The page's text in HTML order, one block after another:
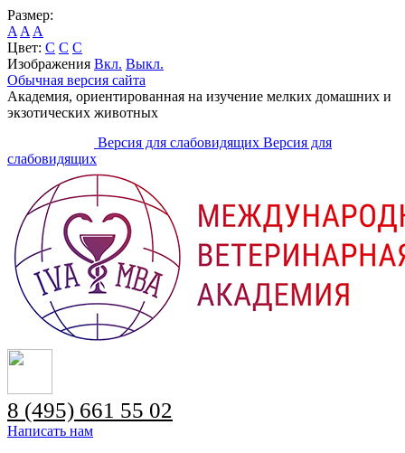
Размер:
A A A
Цвет: C C C
Изображения Вкл. Выкл.
Обычная версия сайта
Академия, ориентированная на изучение мелких домашних и
экзотических животных
Версия для слабовидящих Версия для
слабовидящих
8 (495) 661 55 02
Написать нам